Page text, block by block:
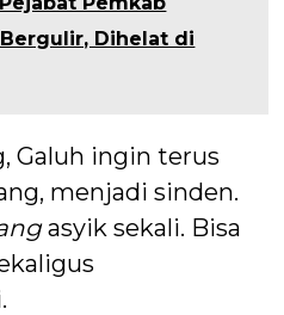
Dihelat di
Galuh ingin terus
menjadi sinden.
asyik sekali. Bisa